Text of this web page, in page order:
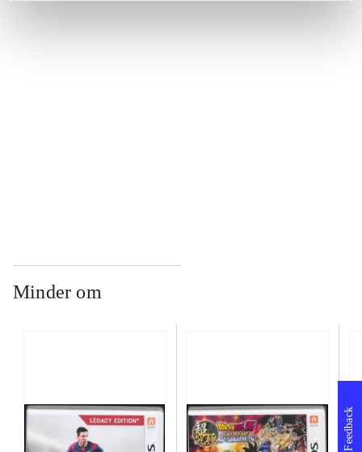
Minder om
Feedback